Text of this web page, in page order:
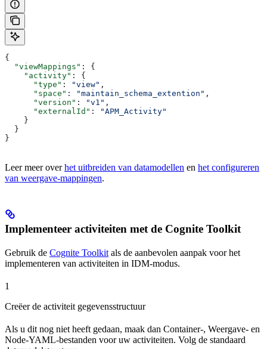
{
  "viewMappings"
: {
    "activity"
: {
      "type"
: "view" ,
      "space"
: "maintain_schema_extention" ,
      "version"
: "v1" ,
      "externalId"
:
"APM_Activity"
    }
  }
}
Leer meer overhet uitbreiden van datamodellen en het configureren
van weergave-mappingen.
Implementeer activiteiten met de Cognite Toolkit
Gebruik de Cognite Toolkitals de aanbevolen aanpak voor het
implementeren van activiteiten in IDM-modus.
1
Creëer de activiteit gegevensstructuur
Als u dit nog niet heeft gedaan, maak dan Container-, Weergave- en
Node-YAML-bestanden voor uw activiteiten. Volg de standaard